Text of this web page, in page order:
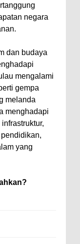
negara
dan budaya
mengalami
gempa
melanda
menghadapi
yang